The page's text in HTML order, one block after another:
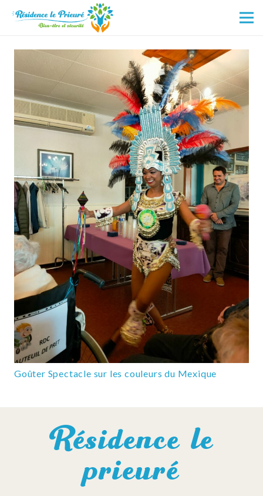
Goûter Spectacle sur les couleurs du Mexique
Résidence le
prieuré